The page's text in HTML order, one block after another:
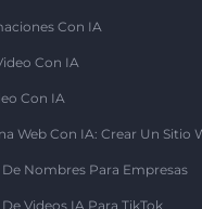
Con IA
Con IA
Con IA
Web Con IA: Crear Un Sitio
Nombres Para Empresas
Videos IA Para TikTok